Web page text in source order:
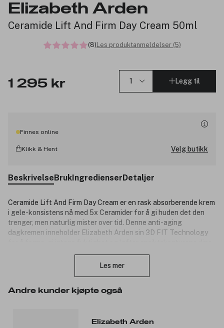
Elizabeth Arden
Ceramide Lift And Firm Day Cream 50ml
(8)Les produktanmeldelser (5)
1 295 kr Legg til
Finnes online
Klikk & Hent Velg butikk
BeskrivelseBrukIngredienserDetaljer
Ceramide Lift And Firm Day Cream er en rask absorberende krem
i gele-konsistens nå med 5x Ceramider for å gi huden det den
trenger, men naturlig mister over tid. Denne anti-aging
dagkremen inneholder Elizabeth Arden sin 3D FIT Technology
tetrapeptider og edelweiss ekstrakter for et mer løftet, formet
yngre utseendet.
Former og løfter ansiktet: Ceramide gjenoppbygger din
Les mer
Andre kunder kjøpte også
Elizabeth Arden